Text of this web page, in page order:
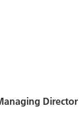
Director